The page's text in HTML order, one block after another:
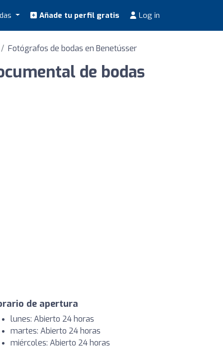
Añade tu perfil gratis Log in
Fotógrafos de bodas en Benetússer
de bodas
de apertura
lunes: Abierto 24 horas
martes: Abierto 24 horas
miércoles: Abierto 24 horas